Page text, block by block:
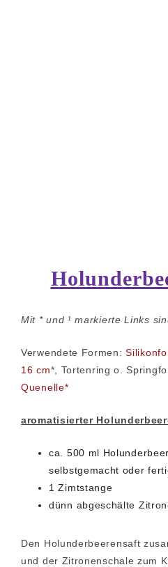
Mit * und ¹ markierte Links
Verwendete Formen:
16 cm*, Tortenring o.
Quenelle*
aromatisierter
ca. 500 ml
selbstgemacht oder
1 Zimtstange
dünn abgeschälte
Den Holunderbeerensaft
und der Zitronenschale zum